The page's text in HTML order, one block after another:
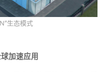
生态模式
加速应用